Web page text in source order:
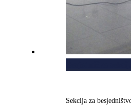
Sekcija za